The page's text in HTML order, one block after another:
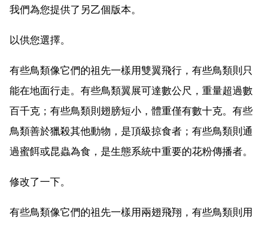
我們為您提供了另乙個版本。
以供您選擇。
有些鳥類像它們的祖先一樣用雙翼飛行，有些鳥類則只
能在地面行走。有些鳥類翼展可達數公尺，重量超過數
百千克；有些鳥類則翅膀短小，體重僅有數十克。有些
鳥類善於獵殺其他動物，是頂級掠食者；有些鳥類則通
過蜜餌或昆蟲為食，是生態系統中重要的花粉傳播者。
修改了一下。
有些鳥類像它們的祖先一樣用兩翅飛翔，有些鳥類則用